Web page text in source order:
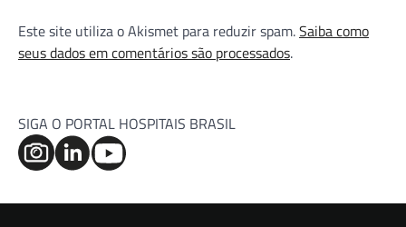
Este site utiliza o Akismet para reduzir spam.Saiba como
seus dados em comentários são processados.
SIGA O PORTAL HOSPITAIS BRASIL